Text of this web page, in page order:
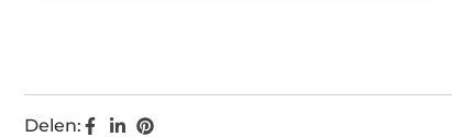
Delen: